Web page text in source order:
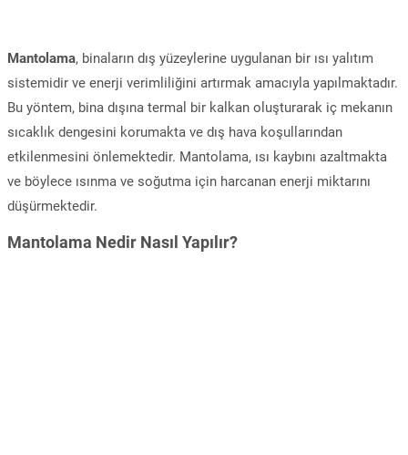
Mantolama, binaların dış yüzeylerine uygulanan bir ısı yalıtım
sistemidir ve enerji verimliliğini artırmak amacıyla yapılmaktadır.
Bu yöntem, bina dışına termal bir kalkan oluşturarak iç mekanın
sıcaklık dengesini korumakta ve dış hava koşullarından
etkilenmesini önlemektedir. Mantolama, ısı kaybını azaltmakta
ve böylece ısınma ve soğutma için harcanan enerji miktarını
düşürmektedir.
Mantolama Nedir Nasıl Yapılır?